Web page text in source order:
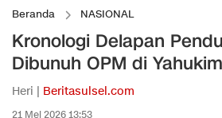
Beranda NASIONAL
Kronologi Delapan
Dibunuh OPM di
Heri | Beritasulsel.com
21 Mei 2026 13:53